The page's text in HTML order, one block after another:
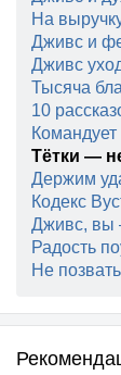
На
Дживс и
Дживс
Тысяча
10
Тётки —
Держим
Кодекс
Дживс, вы
Радость
Не